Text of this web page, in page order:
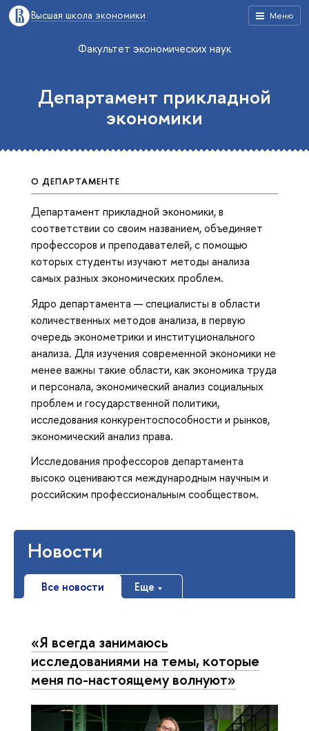
Меню
Высшая школа экономики
Факультет экономических наук
Департамент прикладной
экономики
О ДЕПАРТАМЕНТЕ
Департамент прикладной экономики, в
соответствии со своим названием, объединяет
профессоров и преподавателей, с помощью
которых студенты изучают методы анализа
самых разных экономических проблем.
Ядро департамента — специалисты в области
количественных методов анализа, в первую
очередь эконометрики и институционального
анализа. Для изучения современной экономики не
менее важны такие области, как экономика труда
и персонала, экономический анализ социальных
проблем и государственной политики,
исследования конкурентоспособности и рынков,
экономический анализ права.
Исследования профессоров департамента
высоко оцениваются международным научным и
российским профессиональным сообществом.
Новости
Все новости Еще
«Я всегда занимаюсь
исследованиями на темы, которые
меня по-настоящему волнуют»